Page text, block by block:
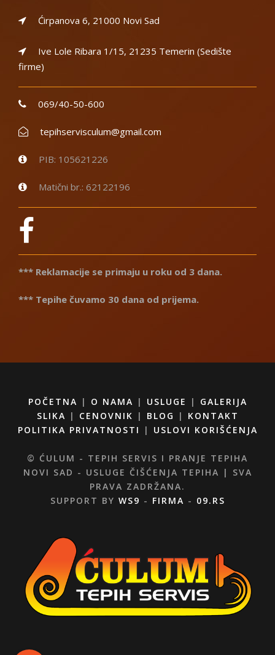
Ćirpanova 6, 21000 Novi Sad
Ive Lole Ribara 1/15, 21235 Temerin (Sedište
firme)
069/40-50-600
tepihservisculum@gmail.com
PIB: 105621226
Matični br.: 62122196
*** Reklamacije se primaju u roku od 3 dana.
*** Tepihe čuvamo 30 dana od prijema.
POČETNA | O NAMA | USLUGE | GALERIJA
SLIKA | CENOVNIK | BLOG | KONTAKT
POLITIKA PRIVATNOSTI
| USLOVI KORIŠĆENJA
© ĆULUM - TEPIH SERVIS I PRANJE TEPIHA
NOVI SAD - USLUGE ČIŠĆENJA TEPIHA | SVA
PRAVA ZADRŽANA.
SUPPORT BY WS9 - FIRMA - 09.RS